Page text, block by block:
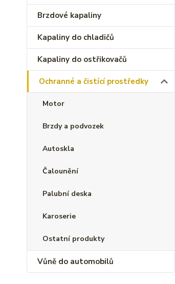
Brzdové kapaliny
Kapaliny do chladičů
Kapaliny do ostřikovačů
Ochranné a čistící prostředky
Motor
Brzdy a podvozek
Autoskla
Čalounění
Palubní deska
Karoserie
Ostatní produkty
Vůně do automobilů